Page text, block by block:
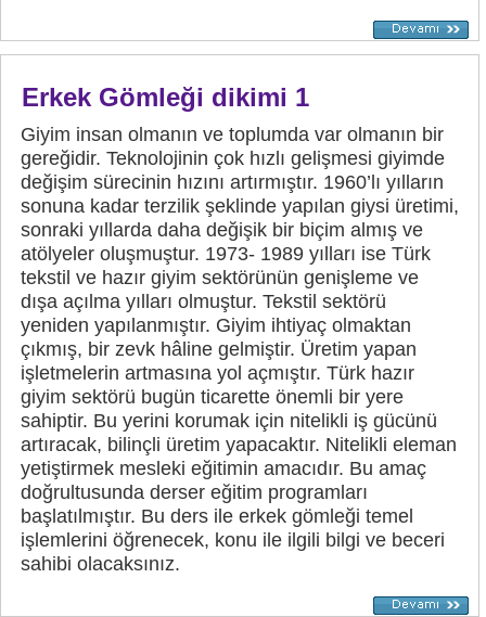
Erkek Gömleği dikimi 1
Giyim insan olmanın ve toplumda var olmanın bir
gereğidir. Teknolojinin çok hızlı gelişmesi giyimde
değişim sürecinin hızını artırmıştır. 1960’lı yılların
sonuna kadar terzilik şeklinde yapılan giysi üretimi,
sonraki yıllarda daha değişik bir biçim almış ve
atölyeler oluşmuştur. 1973- 1989 yılları ise Türk
tekstil ve hazır giyim sektörünün genişleme ve
dışa açılma yılları olmuştur. Tekstil sektörü
yeniden yapılanmıştır. Giyim ihtiyaç olmaktan
çıkmış, bir zevk hâline gelmiştir. Üretim yapan
işletmelerin artmasına yol açmıştır. Türk hazır
giyim sektörü bugün ticarette önemli bir yere
sahiptir. Bu yerini korumak için nitelikli iş gücünü
artıracak, bilinçli üretim yapacaktır. Nitelikli eleman
yetiştirmek mesleki eğitimin amacıdır. Bu amaç
doğrultusunda derser eğitim programları
başlatılmıştır. Bu ders ile erkek gömleği temel
işlemlerini öğrenecek, konu ile ilgili bilgi ve beceri
sahibi olacaksınız.